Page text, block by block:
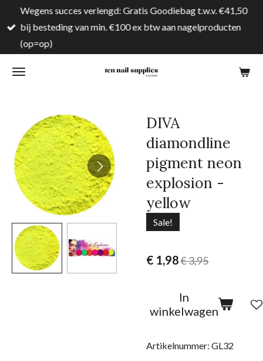
direct
naar
hoofdinhoud
Wegens succes verlengd: Gratis Goodiebag t.w.v. €41,50
bij besteding van min. €100 ex btw aan nagelproducten
(op=op)
DIVA
diamondline
pigment neon
explosion -
yellow
Sale!
€ 1,98€ 3,95
In
winkelwagen
Artikelnummer: GL32